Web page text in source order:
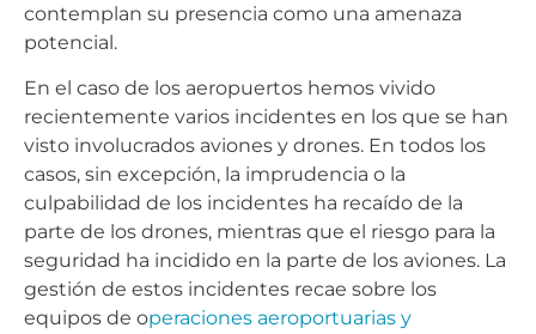
contemplan su presencia como una amenaza
potencial.
En el caso de los aeropuertos hemos vivido
recientemente varios incidentes en los que se han
visto involucrados aviones y drones. En todos los
casos, sin excepción, la imprudencia o la
culpabilidad de los incidentes ha recaído de la
parte de los drones, mientras que el riesgo para la
seguridad ha incidido en la parte de los aviones. La
gestión de estos incidentes recae sobre los
equipos de operaciones aeroportuarias y